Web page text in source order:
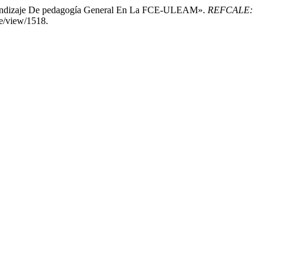
De pedagogía General En La FCE-ULEAM». REFCALE:
view/1518.